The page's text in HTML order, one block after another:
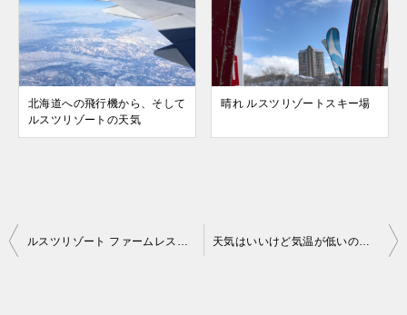
北海道への飛行機から、そして
ルスツリゾートの天気
晴れ ルスツリゾートスキー場
投
ルスツリゾート ファームレストラン「ベルビュー」 天気はいいけど気温が低いので雪質が良いです